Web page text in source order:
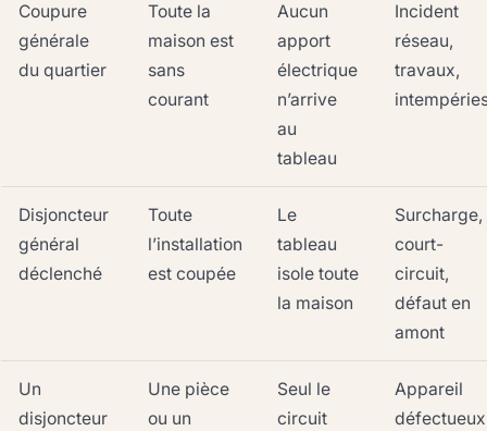
Coupure
générale
du quartier
Toute la
maison est
sans
courant
Aucun
apport
électrique
n’arrive
au
tableau
Incident
réseau,
travaux,
Disjoncteur
général
déclenché
Toute
l’installation
est coupée
Le
tableau
isole toute
la maison
Surcharge,
court-
circuit,
défaut en
amont
Un
disjoncteur
Une pièce
ou un
Seul le
circuit
Appareil